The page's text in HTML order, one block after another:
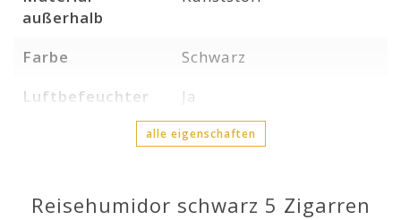
außerhalb
Farbe
Schwarz
Luftbefeuchter
Ja
alle eigenschaften
Reisehumidor schwarz 5 Zigarren